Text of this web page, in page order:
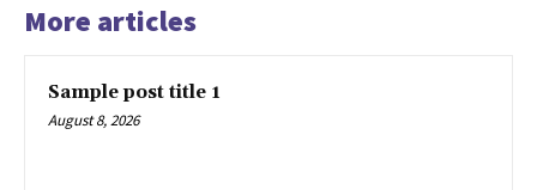
More articles
Sample post title 1
August 8, 2026